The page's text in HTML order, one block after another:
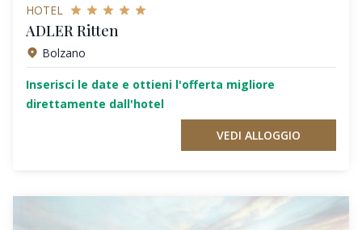
HOTEL
ADLER Ritten
Bolzano
Inserisci le date e ottieni l'offerta migliore
direttamente dall'hotel
VEDI ALLOGGIO